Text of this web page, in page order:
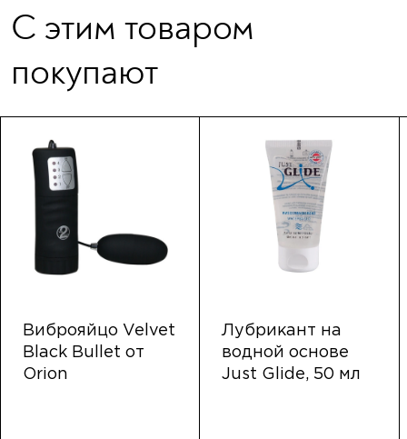
С этим товаром
покупают
Виброяйцо Velvet
Black Bullet от
Orion
Лубрикант на
водной основе
Just Glide, 50 мл